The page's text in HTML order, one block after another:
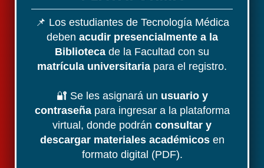
📌 Los estudiantes de Tecnología Médica
deben acudir presencialmente a la
Biblioteca de la Facultad con su
matrícula universitaria para el registro.
🔐 Se les asignará un usuario y
contraseñapara ingresar a la plataforma
virtual, donde podrán consultar y
descargar materiales académicosen
formato digital (PDF).